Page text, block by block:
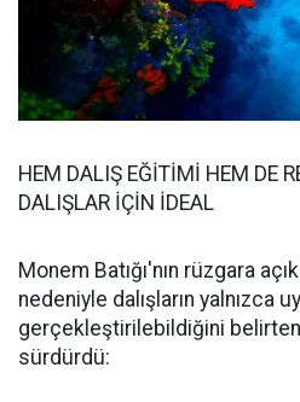
HEM DALIŞ EĞİTİMİ HEM DE
DALIŞLAR İÇİN İDEAL
Monem Batığı'nın rüzgara
nedeniyle dalışların yalnızca
gerçekleştirilebildiğini
sürdürdü: